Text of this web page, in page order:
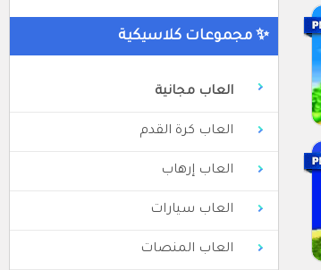
✨ مجموعات كلاسيكية
العاب مجانية
العاب كرة القدم
العاب إرهاب
العاب سيارات
العاب المنصات